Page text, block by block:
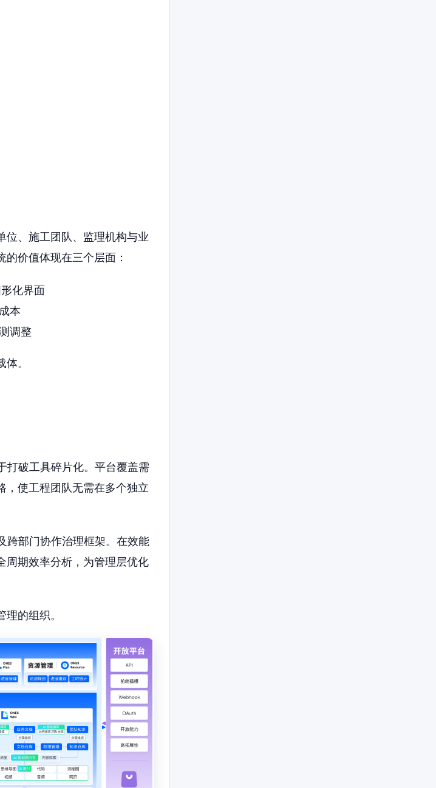
位、施工团队、监理机构与业
价值体现在三个层面：
化界面
本
调整
。
打破工具碎片化。平台覆盖需
，使工程团队无需在多个独立
跨部门协作治理框架。在效能
周期效率分析，为管理层优化
的组织。